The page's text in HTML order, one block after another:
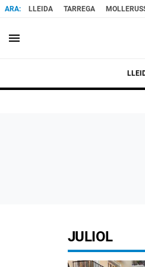
LLEIDA TARREGA
menu
JULIOL